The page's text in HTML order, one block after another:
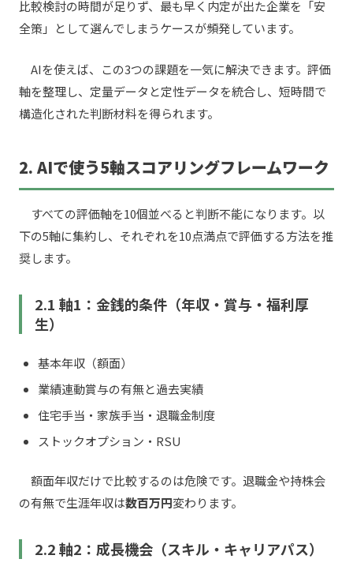
比較検討の時間が足りず、最も早く内定が出た企業を「安
全策」として選んでしまうケースが頻発しています。
AIを使えば、この3つの課題を一気に解決できます。評価
軸を整理し、定量データと定性データを統合し、短時間で
構造化された判断材料を得られます。
2. AIで使う5軸スコアリングフレームワーク
すべての評価軸を10個並べると判断不能になります。以
下の5軸に集約し、それぞれを10点満点で評価する方法を推
奨します。
2.1 軸1：金銭的条件（年収・賞与・福利厚
生）
基本年収（額面）
業績連動賞与の有無と過去実績
住宅手当・家族手当・退職金制度
ストックオプション・RSU
額面年収だけで比較するのは危険です。退職金や持株会
の有無で生涯年収は数百万円変わります。
2.2 軸2：成長機会（スキル・キャリアパス）